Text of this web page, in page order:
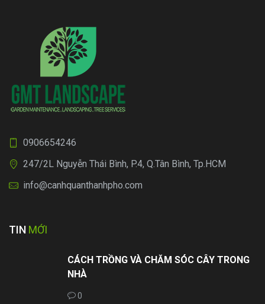
0906654246
247/2L Nguyễn Thái Bình, P.4, Q.Tân Bình, Tp.HCM
info@canhquanthanhpho.com
TIN MỚI
CÁCH TRỒNG VÀ CHĂM SÓC CÂY TRONG
NHÀ
0